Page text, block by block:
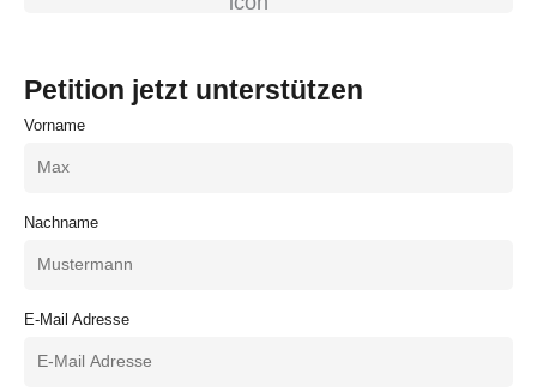
Petition jetzt unterstützen
Vorname
Nachname
E-Mail Adresse